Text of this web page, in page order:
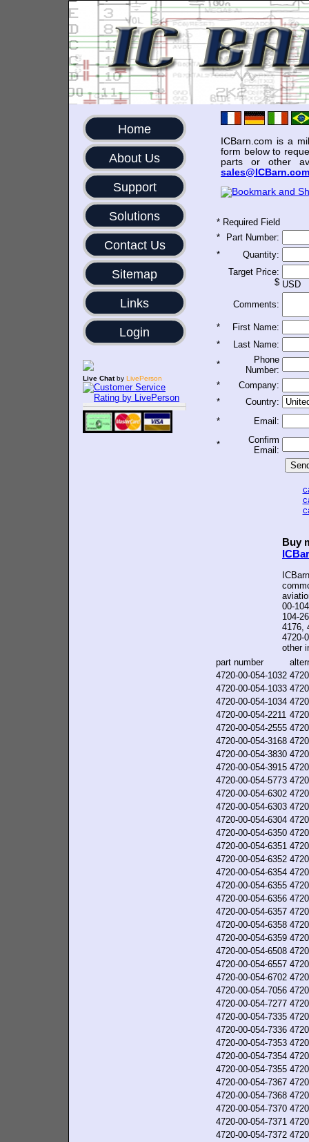
Home
About Us
Support
Solutions
Contact Us
Sitemap
Links
Login
Live Chatby LivePerson
ICBarn.com is a
form below to
parts or other
sales@ICBarn.com
* Required Field
*
Part Number:
*
Quantity:
Target Price:
$ USD
Comments:
*
First Name:
*
Last Name:
*
Phone
Number:
*
Company:
*
Country:
*
Email:
*
Confirm
Email:
Buy
00-
104-
4176,
4720-
other
part number
4720-00-054-1032
4720-00-054-1033
4720-00-054-1034
4720-00-054-2211
4720-00-054-2555
4720-00-054-3168
4720-00-054-3830
4720-00-054-3915
4720-00-054-5773
4720-00-054-6302
4720-00-054-6303
4720-00-054-6304
4720-00-054-6350
4720-00-054-6351
4720-00-054-6352
4720-00-054-6354
4720-00-054-6355
4720-00-054-6356
4720-00-054-6357
4720-00-054-6358
4720-00-054-6359
4720-00-054-6508
4720-00-054-6557
4720-00-054-6702
4720-00-054-7056
4720-00-054-7277
4720-00-054-7335
4720-00-054-7336
4720-00-054-7353
4720-00-054-7354
4720-00-054-7355
4720-00-054-7367
4720-00-054-7368
4720-00-054-7370
4720-00-054-7371
4720-00-054-7372